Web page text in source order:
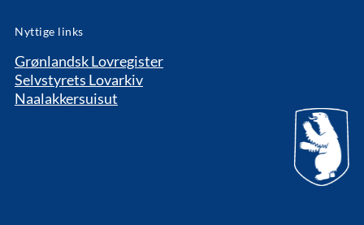
Nyttige links
Grønlandsk Lovregister
Selvstyrets Lovarkiv
Naalakkersuisut